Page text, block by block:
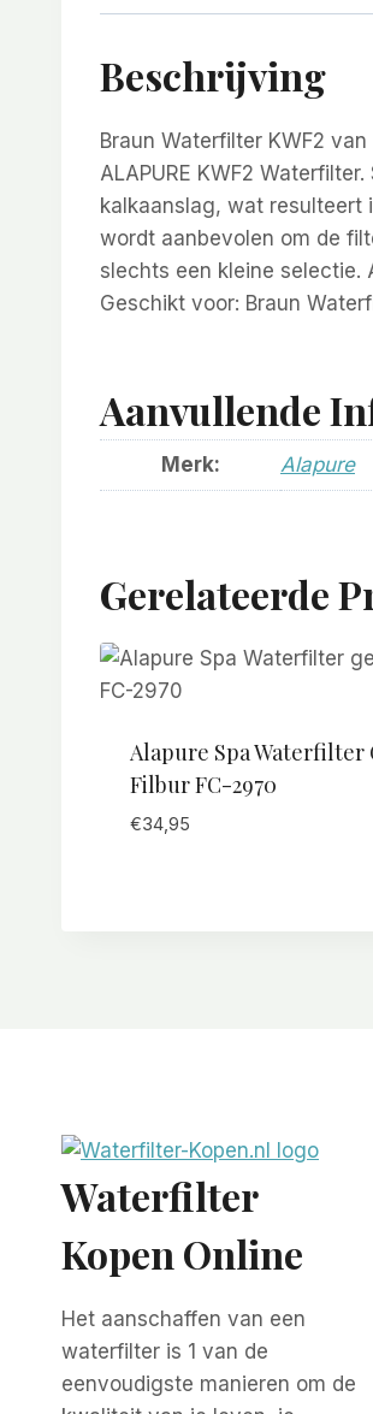
Beschrijving
Braun Waterfilter KWF2
ALAPURE KWF2
kalkaanslag, wat resulteert
wordt aanbevolen om de
slechts een kleine
Geschikt voor: Braun
Aanvullende
Merk: Alapure
Gerelateerde
Alapure Spa Waterfilter
Filbur FC-2970
€34,95
Waterfilter
Kopen Online
Het aanschaffen van een
waterfilter is 1 van de
eenvoudigste manieren om de